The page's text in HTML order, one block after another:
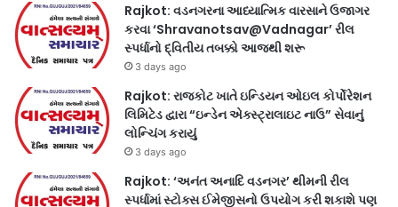
Rajkot: વડનગરના આધ્યાત્મિક વારસાને ઉજાગર
કરવા ‘Shravanotsav@Vadnagar’ રીલ
સ્પર્ધાનો દ્વિતીય તબક્કો આજથી શરૂ
3 days ago
Rajkot: રાજકોટ ખાતે ઇન્ડિયન ઓઇલ કોર્પોરેશન
લિમિટેડ દ્વારા “ઇન્ડેન એક્સ્ટ્રાલાઇટ નાઉ” સેવાનું
લોન્ચિંગ કરાયું
3 days ago
Rajkot: ‘અનંત અનાદિ વડનગર’ થીમની રીલ
સ્પર્ધામાં સ્ટોક્સ ઈમેજીસનો ઉપયોગ કરી શકાશે પણ